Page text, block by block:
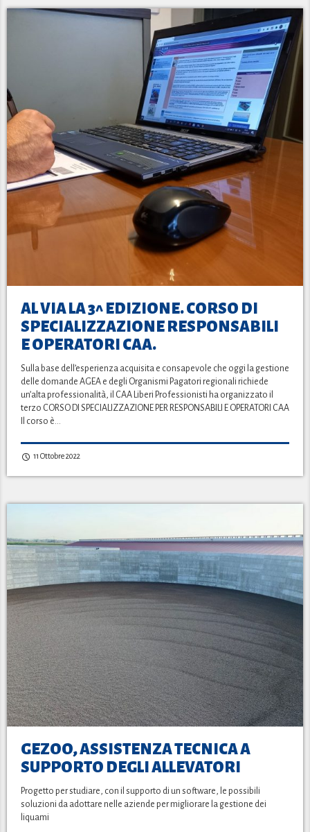
AL VIA LA 3^ EDIZIONE. CORSO DI
SPECIALIZZAZIONE RESPONSABILI
E OPERATORI CAA.
Sulla base dell’esperienza acquisita e consapevole che oggi la gestione
delle domande AGEA e degli Organismi Pagatori regionali richiede
un’alta professionalità, il CAA Liberi Professionisti ha organizzato il
terzo CORSO DI SPECIALIZZAZIONE PER RESPONSABILI E OPERATORI CAA
Il corso è…
11 Ottobre 2022
GEZOO, ASSISTENZA TECNICA A
SUPPORTO DEGLI ALLEVATORI
Progetto per studiare, con il supporto di un software, le possibili
soluzioni da adottare nelle aziende per migliorare la gestione dei
liquami